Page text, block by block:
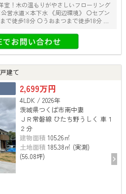
！木の温もりがやさしいフローリング
《周辺環境》 〇セブン
で徒歩18分 〇うおまつまで徒歩18分 ※
建て
2,699万円
4LDK / 2026年
茨城県つくば市南中妻
ＪＲ常磐線 ひたち野うしく 車１
２分
建物面積 105.26㎡
土地面積 185.38㎡ (実測)
(56.08坪)